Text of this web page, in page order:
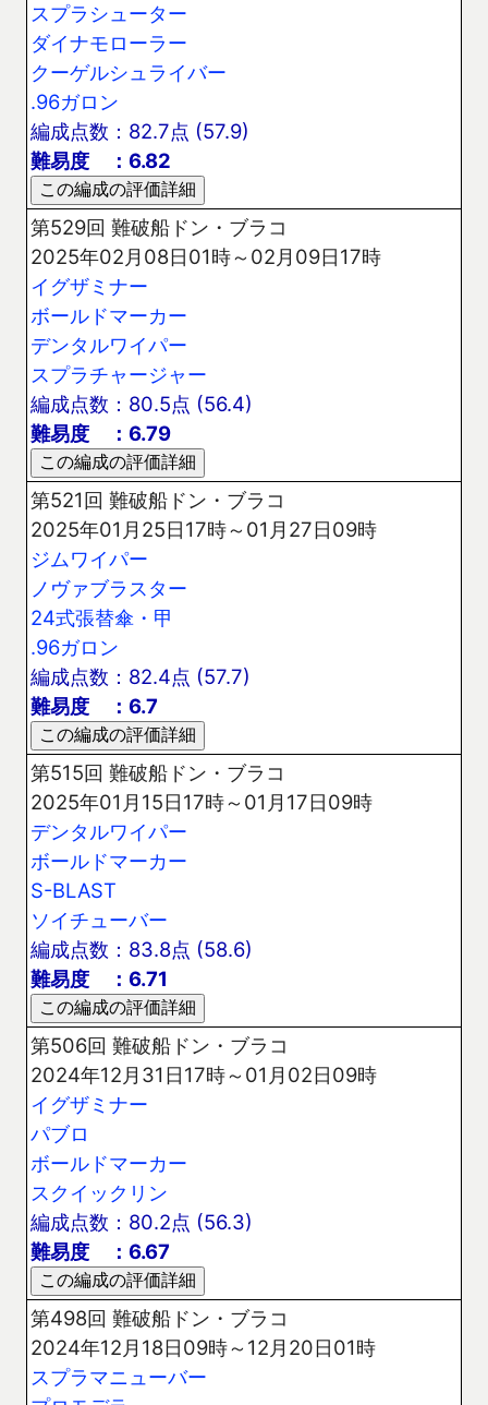
スプラシューター
ダイナモローラー
クーゲルシュライバー
.96ガロン
編成点数：82.7点 (57.9)
難易度 ：6.82
第529回 難破船ドン・ブラコ
2025年02月08日01時～02月09日17時
イグザミナー
ボールドマーカー
デンタルワイパー
スプラチャージャー
編成点数：80.5点 (56.4)
難易度 ：6.79
第521回 難破船ドン・ブラコ
2025年01月25日17時～01月27日09時
ジムワイパー
ノヴァブラスター
24式張替傘・甲
.96ガロン
編成点数：82.4点 (57.7)
難易度 ：6.7
第515回 難破船ドン・ブラコ
2025年01月15日17時～01月17日09時
デンタルワイパー
ボールドマーカー
S-BLAST
ソイチューバー
編成点数：83.8点 (58.6)
難易度 ：6.71
第506回 難破船ドン・ブラコ
2024年12月31日17時～01月02日09時
イグザミナー
パブロ
ボールドマーカー
スクイックリン
編成点数：80.2点 (56.3)
難易度 ：6.67
第498回 難破船ドン・ブラコ
2024年12月18日09時～12月20日01時
スプラマニューバー